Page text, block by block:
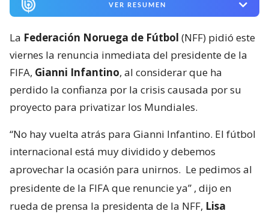
VER RESUMEN
La Federación Noruega de Fútbol (NFF) pidió este
viernes la renuncia inmediata del presidente de la
FIFA, Gianni Infantino, al considerar que ha
perdido la confianza por la crisis causada por su
proyecto para privatizar los Mundiales.
“No hay vuelta atrás para Gianni Infantino. El fútbol
internacional está muy dividido y debemos
aprovechar la ocasión para unirnos. Le pedimos al
presidente de la FIFA que renuncie ya” , dijo en
rueda de prensa la presidenta de la NFF, Lisa